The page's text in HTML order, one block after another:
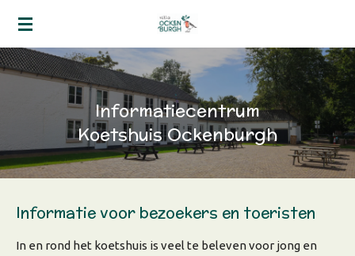
Ga
naar
hoofdinhoud
Informatiecentrum
Koetshuis Ockenburgh
Informatie voor bezoekers en toeristen
In en rond het koetshuis is veel te beleven voor jong en